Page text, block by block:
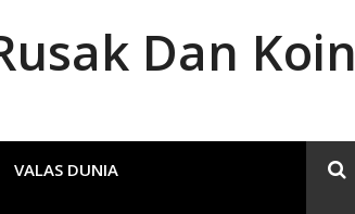
Dan Koin
VALAS DUNIA